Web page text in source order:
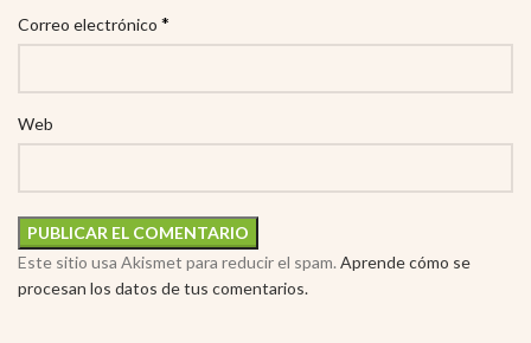
Correo electrónico *
Web
Este sitio usa Akismet para reducir el spam. Aprende cómo se
procesan los datos de tus comentarios.